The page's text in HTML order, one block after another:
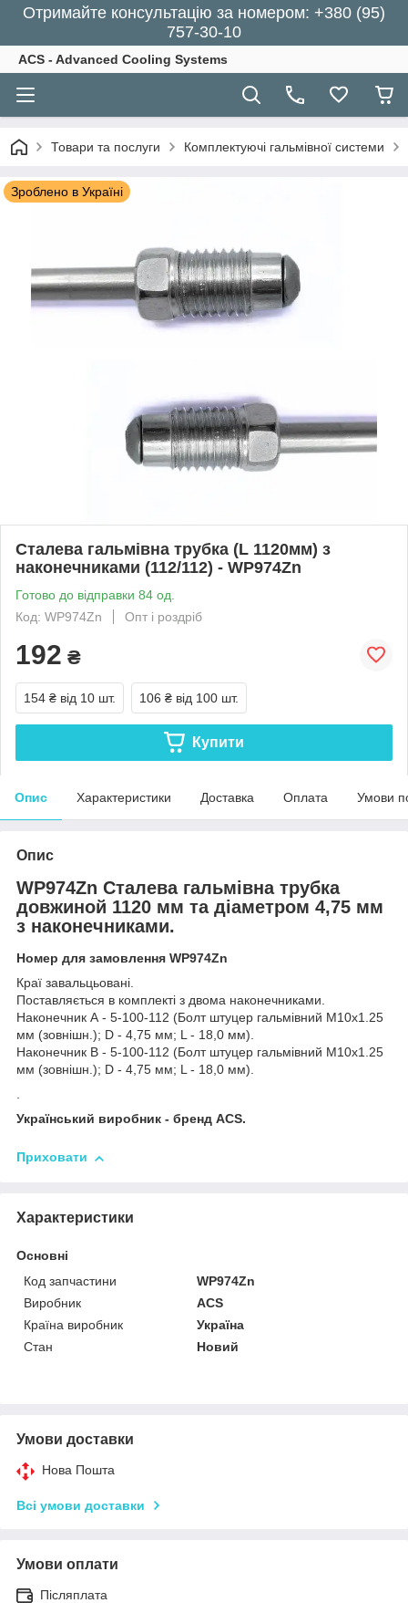
Отримайте консультацію за номером: +380 (95)
757-30-10
ACS - Advanced Cooling Systems
Товари та послуги Комплектуючі гальмівної системи
Зроблено в Україні
Сталева гальмівна трубка (L 1120мм) з
наконечниками (112/112) - WP974Zn
Готово до відправки 84 од.
Код: WP974Zn
Опт і роздріб
192 ₴
154 ₴ від 10 шт. 106 ₴ від 100 шт.
Купити
Опис Характеристики Доставка Оплата Умови
Опис
WP974Zn Сталева гальмівна трубка
довжиной 1120 мм та діаметром 4,75 мм
з наконечниками.
Номер для замовлення WP974Zn
Краї завальцьовані.
Поставляється в комплекті з двома наконечниками.
Наконечник А - 5-100-112 (Болт штуцер гальмівний М10х1.25
мм (зовнішн.); D - 4,75 мм; L - 18,0 мм).
Наконечник В - 5-100-112 (Болт штуцер гальмівний М10х1.25
мм (зовнішн.); D - 4,75 мм; L - 18,0 мм).
.
Український виробник - бренд ACS.
Приховати
Характеристики
Основні
Код запчастини
WP974Zn
Виробник
ACS
Країна виробник
Україна
Стан
Новий
Умови доставки
Нова Пошта
Всі умови доставки
Умови оплати
Післяплата